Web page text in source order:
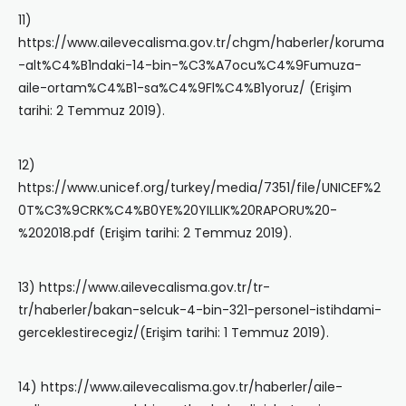
11)
https://www.ailevecalisma.gov.tr/chgm/haberler/koruma
-alt%C4%B1ndaki-14-bin-%C3%A7ocu%C4%9Fumuza-
aile-ortam%C4%B1-sa%C4%9Fl%C4%B1yoruz/ (Erişim
tarihi: 2 Temmuz 2019).
12)
https://www.unicef.org/turkey/media/7351/file/UNICEF%2
0T%C3%9CRK%C4%B0YE%20YILLIK%20RAPORU%20-
%202018.pdf (Erişim tarihi: 2 Temmuz 2019).
13) https://www.ailevecalisma.gov.tr/tr-
tr/haberler/bakan-selcuk-4-bin-321-personel-istihdami-
gerceklestirecegiz/(Erişim tarihi: 1 Temmuz 2019).
14) https://www.ailevecalisma.gov.tr/haberler/aile-